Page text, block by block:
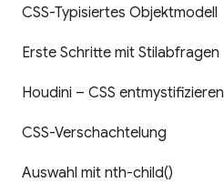
CSS-Typisiertes Objektmodell
Erste Schritte mit Stilabfragen
Houdini – CSS entmystifizieren
CSS-Verschachtelung
Auswahl mit nth-child()